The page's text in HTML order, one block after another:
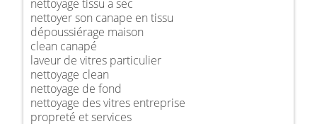
nettoyage tissu a sec
nettoyer son canape en tissu
dépoussiérage maison
clean canapé
laveur de vitres particulier
nettoyage clean
nettoyage de fond
nettoyage des vitres entreprise
propreté et services